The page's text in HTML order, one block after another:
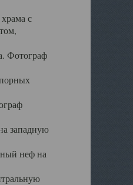
с
Фотограф
западную
неф на